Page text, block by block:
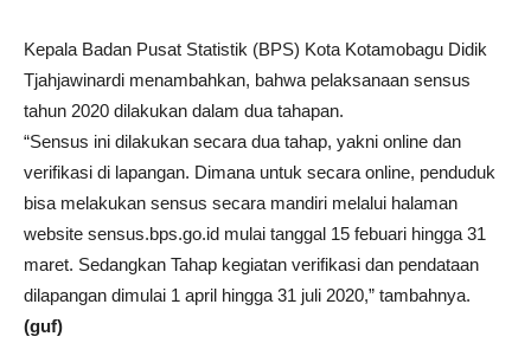
Kepala Badan Pusat Statistik (BPS) Kota Kotamobagu Didik
Tjahjawinardi menambahkan, bahwa pelaksanaan sensus
tahun 2020 dilakukan dalam dua tahapan.
“Sensus ini dilakukan secara dua tahap, yakni online dan
verifikasi di lapangan. Dimana untuk secara online, penduduk
bisa melakukan sensus secara mandiri melalui halaman
website sensus.bps.go.id mulai tanggal 15 febuari hingga 31
maret. Sedangkan Tahap kegiatan verifikasi dan pendataan
dilapangan dimulai 1 april hingga 31 juli 2020,” tambahnya.
(guf)